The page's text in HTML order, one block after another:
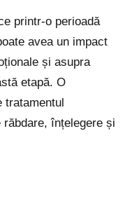
printr-o perioadă
avea un impact
și asupra
etapă. O
tratamentul
înțelegere și